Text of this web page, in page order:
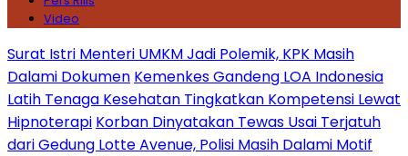
Video
Surat Istri Menteri UMKM Jadi Polemik, KPK Masih
Dalami Dokumen Kemenkes Gandeng LOA Indonesia
Latih Tenaga Kesehatan Tingkatkan Kompetensi Lewat
Hipnoterapi Korban Dinyatakan Tewas Usai Terjatuh
dari Gedung Lotte Avenue, Polisi Masih Dalami Motif